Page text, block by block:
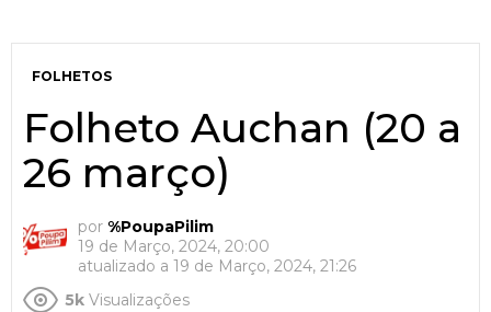
FOLHETOS
Folheto Auchan (20 a
26 março)
por %PoupaPilim
19 de Março, 2024, 20:00
atualizado a 19 de Março, 2024, 21:26
5k Visualizações